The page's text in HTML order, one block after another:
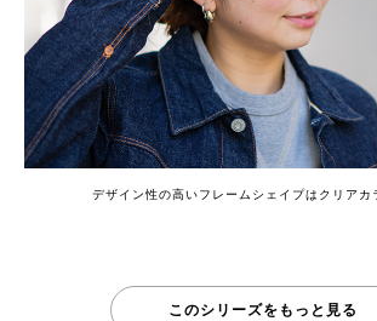
デザイン性の高いフレームシェイプはクリア
このシリーズをもっと見る